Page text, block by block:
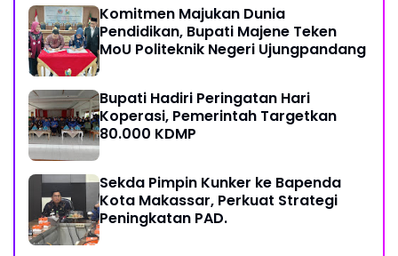
Komitmen Majukan Dunia
Pendidikan, Bupati Majene Teken
MoU Politeknik Negeri Ujungpandang
Bupati Hadiri Peringatan Hari
Koperasi, Pemerintah Targetkan
80.000 KDMP
Sekda Pimpin Kunker ke Bapenda
Kota Makassar, Perkuat Strategi
Peningkatan PAD.